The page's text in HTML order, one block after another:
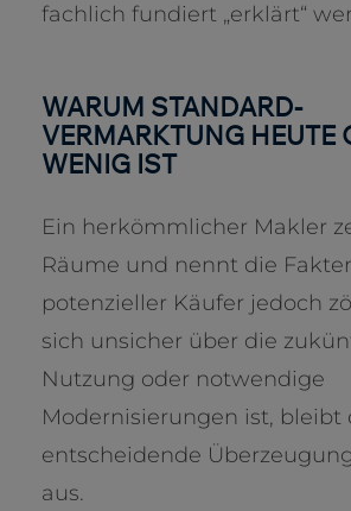
fachlich fundiert „erklärt“
WARUM STANDARD-
VERMARKTUNG HEUTE
WENIG IST
Ein herkömmlicher Makler
Räume und nennt die
potenzieller Käufer jedoch
sich unsicher über die
Nutzung oder notwendige
Modernisierungen ist, bleibt
entscheidende
aus.